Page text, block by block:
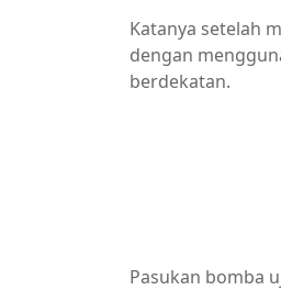
Katanya setelah
dengan
berdekatan.
Pasukan bomba